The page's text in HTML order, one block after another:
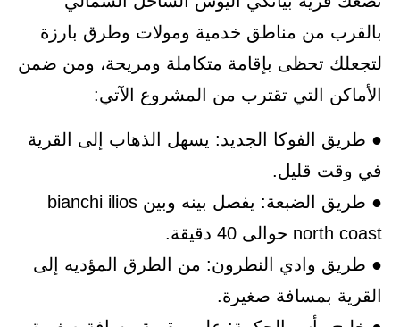
بالقرب من مناطق خدمية ومولات وطرق بارزة
لتجعلك تحظى بإقامة متكاملة ومريحة، ومن ضمن
الأماكن التي تقترب من المشروع الآتي:
● طريق الفوكا الجديد: يسهل الذهاب إلى القرية
في وقت قليل.
● طريق الضبعة: يفصل بينه وبين bianchi ilios
north coast حوالى 40 دقيقة.
● طريق وادي النطرون: من الطرق المؤديه إلى
القرية بمسافة صغيرة.